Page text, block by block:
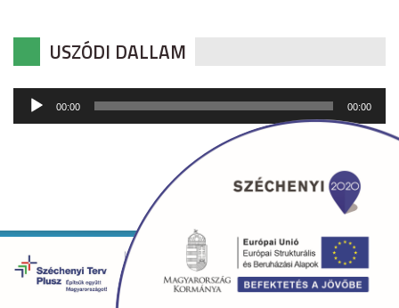
USZÓDI DALLAM
Audió
lejátszó
00:00 00:00
Copyright © 2026 uszod.hu Minden jog fenntartva. •
Készítette:fridrik.me